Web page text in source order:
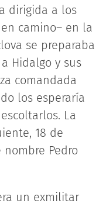
dirigida a los
camino– en la
se preparaba
Hidalgo y sus
comandada
los esperaría
La
18 de
Pedro
un exmilitar